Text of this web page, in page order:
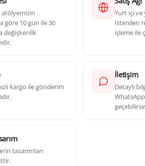
atölyemizin
göre 10 gün ile 30
değişkenlik
Yurt içi ve
İstenilen
işleme ile
kargo ile gönderim
İletişim
Detaylı
tasarımları